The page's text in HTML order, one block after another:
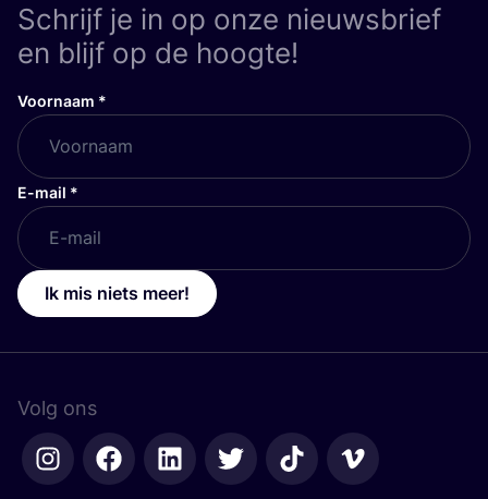
Schrijf je in op onze nieuwsbrief
en blijf op de hoogte!
Voornaam *
E-mail *
Ik mis niets meer!
Volg ons